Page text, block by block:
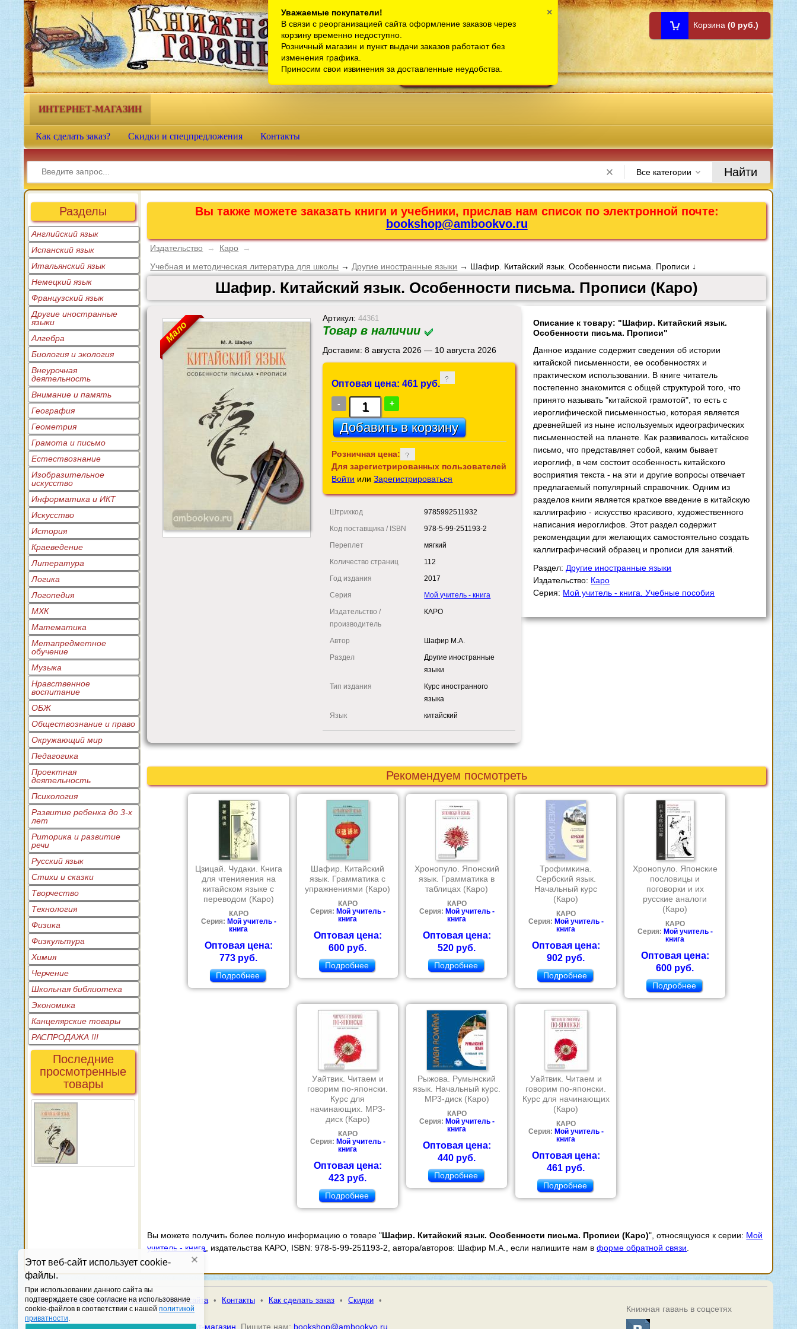
Этот веб-сайт использует cookie-
файлы.
При использовании данного сайта вы
подтверждаете свое согласие на использование
cookie-файлов в соответствии с нашей политикой
приватности.
Телефон интернет-магазина:
Телефон розничного магазина:
bookshop@ambookvo.ru
Работаем ежедневно с 10:00 до 21:00
Корзина (0 руб.)
Книжная гавань - интернет-
магазин учебной литературы
ИНТЕРНЕТ-МАГАЗИН
Как сделать заказ? Скидки и спецпредложения Контакты
Все категории Найти
Разделы
Английский язык
Испанский язык
Итальянский язык
Немецкий язык
Французский язык
Другие иностранные
языки
Алгебра
Биология и экология
Внеурочная
деятельность
Внимание и память
География
Геометрия
Грамота и письмо
Естествознание
Изобразительное
искусство
Информатика и ИКТ
Искусство
История
Краеведение
Литература
Логика
Логопедия
МХК
Математика
Метапредметное
обучение
Музыка
Нравственное
воспитание
ОБЖ
Обществознание и право
Окружающий мир
Педагогика
Проектная
деятельность
Психология
Развитие ребенка до 3-х
лет
Риторика и развитие
речи
Русский язык
Стихи и сказки
Творчество
Технология
Физика
Физкультура
Химия
Черчение
Школьная библиотека
Экономика
Канцелярские товары
РАСПРОДАЖА !!!
Последние
просмотренные
товары
Вы также можете заказать книги и учебники, прислав нам список по электронной почте:
bookshop@ambookvo.ru
Издательство → Каро
→
Учебная и методическая литература для школы → Другие иностранные языки → Шафир. Китайский язык. Особенности письма. Прописи ↓
Шафир. Китайский язык. Особенности письма. Прописи (Каро)
Мало
Артикул:44361
Товар в наличии
Доставим: 8 августа 2026 — 10 августа 2026
Оптовая цена: 461 руб.
- +
Розничная цена:
Для зарегистрированных пользователей
Войти илиЗарегистрироваться
Штрихкод
9785992511932
Код поставщика / ISBN
978-5-99-251193-2
Переплет
мягкий
Количество страниц
112
Год издания
2017
Серия
Мой учитель - книга
Издательство /
производитель
КАРО
Автор
Шафир М.А.
Раздел
Другие иностранные
языки
Тип издания
Курс иностранного
языка
Язык
китайский
Описание к товару: "Шафир. Китайский язык.
Особенности письма. Прописи"
Данное издание содержит сведения об истории
китайской письменности, ее особенностях и
практическом использовании. В книге читатель
постепенно знакомится с общей структурой того, что
принято называть "китайской грамотой", то есть с
иероглифической письменностью, которая является
древнейшей из ныне используемых идеографических
письменностей на планете. Как развивалось китайское
письмо, что представляет собой, каким бывает
иероглиф, в чем состоит особенность китайского
восприятия текста - на эти и другие вопросы отвечает
предлагаемый популярный справочник. Одним из
разделов книги является краткое введение в китайскую
каллиграфию - искусство красивого, художественного
написания иероглифов. Этот раздел содержит
рекомендации для желающих самостоятельно создать
каллиграфический образец и прописи для занятий.
Раздел: Другие иностранные языки
Издательство: Каро
Серия: Мой учитель - книга. Учебные пособия
Рекомендуем посмотреть
Цзицай. Чудаки. Книга
для чтенияения на
китайском языке с
переводом (Каро)
КАРО
Серия: Мой учитель -
книга
Оптовая цена:
773 руб.
Подробнее
Шафир. Китайский
язык. Грамматика с
упражнениями (Каро)
КАРО
Серия: Мой учитель -
книга
Оптовая цена:
600 руб.
Подробнее
Хронопуло. Японский
язык. Грамматика в
таблицах (Каро)
КАРО
Серия: Мой учитель -
книга
Оптовая цена:
520 руб.
Подробнее
Трофимкина.
Сербский язык.
Начальный курс
(Каро)
КАРО
Серия: Мой учитель -
книга
Оптовая цена:
902 руб.
Подробнее
Хронопуло. Японские
пословицы и
поговорки и их
русские аналоги
(Каро)
КАРО
Серия: Мой учитель -
книга
Оптовая цена:
600 руб.
Подробнее
Уайтвик. Читаем и
говорим по-японски.
Курс для
начинающих. МР3-
диск (Каро)
КАРО
Серия: Мой учитель -
книга
Оптовая цена:
423 руб.
Подробнее
Рыжова. Румынский
язык. Начальный курс.
МР3-диск (Каро)
КАРО
Серия: Мой учитель -
книга
Оптовая цена:
440 руб.
Подробнее
Уайтвик. Читаем и
говорим по-японски.
Курс для начинающих
(Каро)
КАРО
Серия: Мой учитель -
книга
Оптовая цена:
461 руб.
Подробнее
Вы можете получить более полную информацию о товаре "Шафир. Китайский язык. Особенности письма. Прописи (Каро)", относящуюся к серии: Мой
учитель - книга, издательства КАРО, ISBN: 978-5-99-251193-2, автора/авторов: Шафир М.А., если напишите нам вформе обратной связи.
• Условия предоставления услуг • Карта сайта • Контакты • Как сделать заказ • Скидки •
Книжная гавань в соцсетях
© 2026 Книжная гавань -Книжный интернет-магазин Пишите нам: bookshop@ambookvo.ru
Уважаемые покупатели!
В связи с реорганизацией сайта оформление заказов через
корзину временно недоступно.
Розничный магазин и пункт выдачи заказов работают без
изменения графика.
Приносим свои извинения за доставленные неудобства.
×